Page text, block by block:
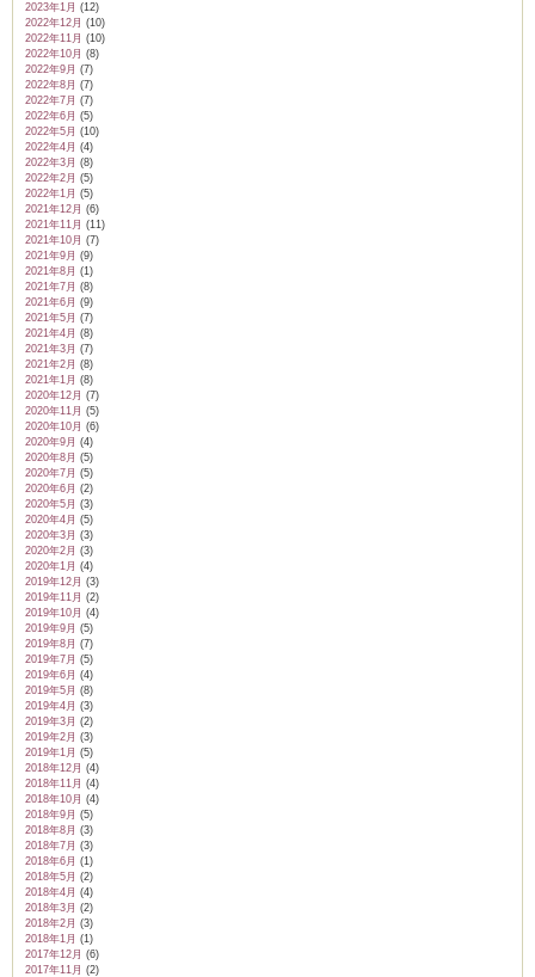
2023年1月 (12)
2022年12月 (10)
2022年11月 (10)
2022年10月 (8)
2022年9月 (7)
2022年8月 (7)
2022年7月 (7)
2022年6月 (5)
2022年5月 (10)
2022年4月 (4)
2022年3月 (8)
2022年2月 (5)
2022年1月 (5)
2021年12月 (6)
2021年11月 (11)
2021年10月 (7)
2021年9月 (9)
2021年8月 (1)
2021年7月 (8)
2021年6月 (9)
2021年5月 (7)
2021年4月 (8)
2021年3月 (7)
2021年2月 (8)
2021年1月 (8)
2020年12月 (7)
2020年11月 (5)
2020年10月 (6)
2020年9月 (4)
2020年8月 (5)
2020年7月 (5)
2020年6月 (2)
2020年5月 (3)
2020年4月 (5)
2020年3月 (3)
2020年2月 (3)
2020年1月 (4)
2019年12月 (3)
2019年11月 (2)
2019年10月 (4)
2019年9月 (5)
2019年8月 (7)
2019年7月 (5)
2019年6月 (4)
2019年5月 (8)
2019年4月 (3)
2019年3月 (2)
2019年2月 (3)
2019年1月 (5)
2018年12月 (4)
2018年11月 (4)
2018年10月 (4)
2018年9月 (5)
2018年8月 (3)
2018年7月 (3)
2018年6月 (1)
2018年5月 (2)
2018年4月 (4)
2018年3月 (2)
2018年2月 (3)
2018年1月 (1)
2017年12月 (6)
2017年11月 (2)